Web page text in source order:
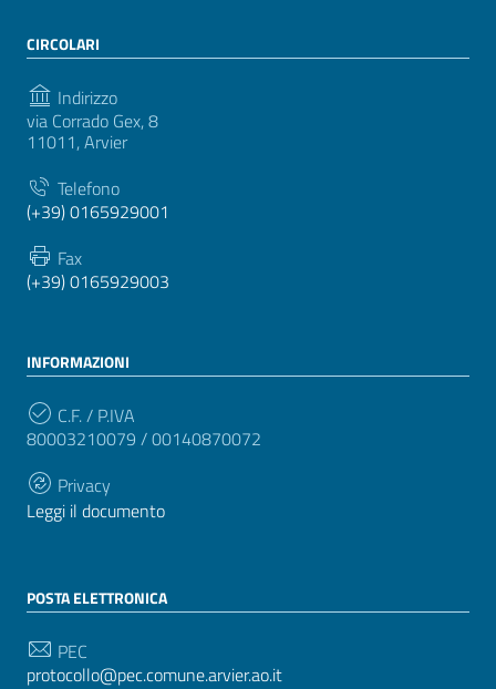
CIRCOLARI
Indirizzo
via Corrado Gex, 8
11011, Arvier
Telefono
(+39) 0165929001
Fax
(+39) 0165929003
INFORMAZIONI
C.F. / P.IVA
80003210079 / 00140870072
Privacy
Leggi il documento
POSTA ELETTRONICA
PEC
protocollo@pec.comune.arvier.ao.it